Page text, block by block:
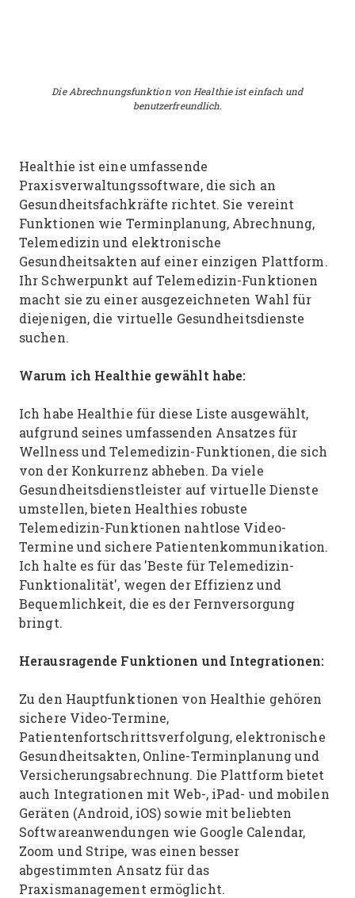
Die Abrechnungsfunktion von Healthie ist einfach und
benutzerfreundlich.
Healthie ist eine umfassende
Praxisverwaltungssoftware, die sich an
Gesundheitsfachkräfte richtet. Sie vereint
Funktionen wie Terminplanung, Abrechnung,
Telemedizin und elektronische
Gesundheitsakten auf einer einzigen Plattform.
Ihr Schwerpunkt auf Telemedizin-Funktionen
macht sie zu einer ausgezeichneten Wahl für
diejenigen, die virtuelle Gesundheitsdienste
suchen.
Warum ich Healthie gewählt habe:
Ich habe Healthie für diese Liste ausgewählt,
aufgrund seines umfassenden Ansatzes für
Wellness und Telemedizin-Funktionen, die sich
von der Konkurrenz abheben. Da viele
Gesundheitsdienstleister auf virtuelle Dienste
umstellen, bieten Healthies robuste
Telemedizin-Funktionen nahtlose Video-
Termine und sichere Patientenkommunikation.
Ich halte es für das 'Beste für Telemedizin-
Funktionalität', wegen der Effizienz und
Bequemlichkeit, die es der Fernversorgung
bringt.
Herausragende Funktionen und Integrationen:
Zu den Hauptfunktionen von Healthie gehören
sichere Video-Termine,
Patientenfortschrittsverfolgung, elektronische
Gesundheitsakten, Online-Terminplanung und
Versicherungsabrechnung. Die Plattform bietet
auch Integrationen mit Web-, iPad- und mobilen
Geräten (Android, iOS) sowie mit beliebten
Softwareanwendungen wie Google Calendar,
Zoom und Stripe, was einen besser
abgestimmten Ansatz für das
Praxismanagement ermöglicht.